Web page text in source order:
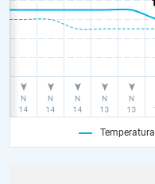
Temperatura